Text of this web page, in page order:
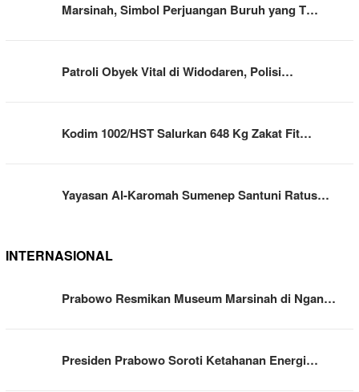
Marsinah, Simbol Perjuangan Buruh yang T…
Patroli Obyek Vital di Widodaren, Polisi…
Kodim 1002/HST Salurkan 648 Kg Zakat Fit…
Yayasan Al-Karomah Sumenep Santuni Ratus…
INTERNASIONAL
Prabowo Resmikan Museum Marsinah di Ngan…
Presiden Prabowo Soroti Ketahanan Energi…